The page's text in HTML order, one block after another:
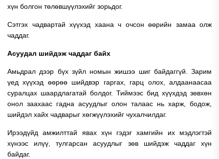
хүн болгон төлөвшүүлэхийг зорьдог.
Сэтгэх чадвартай хүүхэд хаана ч очсон өөрийн замаа олж
чаддаг.
Асуудал шийдэж чаддаг байх
Амьдрал дээр бүх зүйл номын жишээ шиг байдаггүй. Зарим
үед хүүхэд өөрөө шийдвэр гаргах, гарц олох, алдаанаасаа
суралцах шаардлагатай болдог. Тиймээс бид хүүхдэд зөвхөн
онол заахаас гадна асуудлыг олон талаас нь харж, бодож,
шийдэл хайх чадварыг хөгжүүлэхийг чухалчилдаг.
Ирээдүйд амжилттай явах хүн гэдэг хамгийн их мэдлэгтэй
хүнээс илүү, тулгарсан асуудлыг зөв шийдэж чаддаг хүн
байдаг.